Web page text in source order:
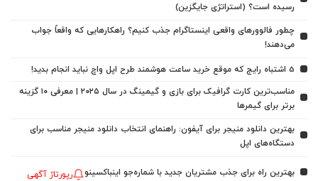
رسیده است؟ (استراتژی جایگزین)
چطور فالوورهای واقعی اینستاگرام جذب کنیم؟ راهکارهایی که واقعاً جواب
می‌دهند!
5 اشتباه رایج که موقع خرید ساعت هوشمند طرح اپل واچ نباید انجام بدید!
مناسب‌ترین کارت گرافیک برای بازی و گیمینگ در سال ۲۰۲۵ | معرفی ۱۰ گزینه
برتر برای گیمرها
بهترین دانلود منیجر برای آیفون: راهنمای انتخاب دانلود منیجر مناسب برای
دستگاه‌های اپل
بهترین راه برای جذب مشتریان جدید با شماره‌جو اینباکسینو رپورتاژ آگهی